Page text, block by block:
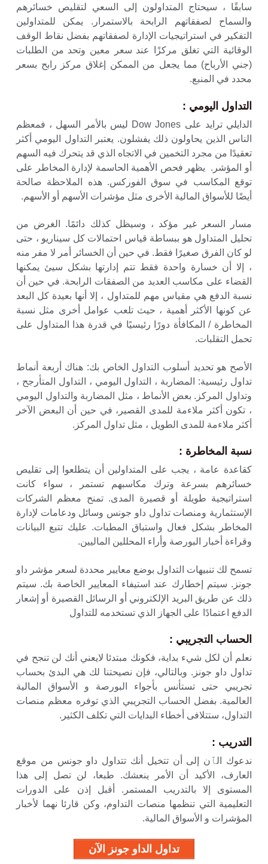
سابقًا ، سيحتاج المتداولون إلى السعي لتقليص خسائرهم
والسماح لصفقاتهم الرابحة بالاستمرار. يمكن للمتداولين
التفكير في استراتيجيات الإدارة لصفقاتهم بفضل نقاط الوقف
الوقائية التي تغلق مركزًا عند سعر معين وتحد من الطلبات
(جني الأرباح) مما يجعل من الممكن إغلاق مركز رابح بسعر
محدد في المنبع.
التداول اليومي :
الدايلي ترايد على Dow Jones ليس بالأمر السهل ، فمعظم
الناس الذين يحاولون ذلك يفشلون. يعتبر التداول اليومي أكثر
تعقيدًا من مجرد التخمين في الاتجاه الذي قد يتحرك فيه السهم
أو المؤشر. يظهر فحص الأهمية الحاسمة لإدارة المخاطر على
توقع المكاسب في سوق الفوركس. هذه الملاحظة صالحة
أيضًا للأسواق المالية الأخرى مثل مؤشرات الأسهم أو الأسهم.
مسار السعر غير مؤكد ، وسيظل كذلك دائمًا. الغرض من
تحليل المتداول هو ببساطة قياس احتمالات كل سيناريو ، حتى
لو كان الفرق صغيرًا فقط. في حين أن الخسائر أمر لا مفر منه
، إلا أن خسارة واحدة فقط تتم إدارتها بشكل سيئ يمكنها
القضاء على مكاسب العديد من الصفقات الرابحة. في حين أن
نسبة الدفع هي مقياس مهم للمتداول ، إلا أنها بعيدة كل البعد
عن كونها الأكثر أهمية ، حيث تلعب عوامل أخرى مثل نسبة
المخاطرة / المكافأة دورًا رئيسيًا في قدرة هذا المتداول على
تحمل التقلبات.
الأصح هو تحديد أسلوب التداول الخاص بك: هناك أربعة أنماط
تداول رئيسية: المضاربة ، التداول اليومي ، التداول المتأرجح ،
وتداول المركز. بعض الأنماط ، مثل المضاربة والتداول اليومي
، تكون أكثر ملاءمة للمدى القصير، في حين أن البعض الآخر
أكثر ملاءمة للمدى الطويل ، مثل تداول المركز.
نسبة المخاطرة :
كقاعدة عامة ، يجب على المتداولين أن يتطلعوا إلى تقليص
خسائرهم بسرعة وترك مكاسبهم تستمر ، سواء كانت
استراتيجية طويلة أو قصيرة المدى. تمنح معظم الشركات
الإستثمارية ومنصات تداول داو جونس وسائل ودعامات لإدارة
المخاطر بشكل فعال واستباق المطبات. عليك تتبع البيانات
وقراءة أخبار البورصة وأراء المحللين الماليين.
تسمح لك تنبيهات التداول بوضع معايير محددة لسعر مؤشر داو
جونز. سيتم إخطارك عند استيفاء المعايير الخاصة بك. سيتم
ذلك عن طريق البريد الإلكتروني أو الرسائل القصيرة أو إشعار
الدفع اعتمادًا على الجهاز الذي تستخدمه للتداول
الحساب التجريبي :
نعلم أن لكل شيء بداية، فكونك مبتدئا لايعني أنك لن تنجح في
تداول داو جونز. وبالتالي، فإن نصيحتنا لك هي البدئ بحساب
تجريبي حتى تستأنس بأجواء البورصة و الأسواق المالية
العالمية. بفضل الحساب التجريبي الذي توفره معظم منصات
التداول، ستتلافى أخطاء البدايات التي تكلف الكثير.
التدريب :
ندعوك الٱن إلى أن تتخيل أنك تتداول داو جونس من موقع
العارف، الأكيد أن الأمر ينعشك. طبعا، لن تصل إلى هذا
المستوى إلا بالتدريب المستمر. أقبل إذن على الدورات
التعليمية التي تنظمها منصات التداوم، وكن قارئا نهما لأخبار
المؤشرات و الأسواق المالية.
تداول الداو جونز الآن